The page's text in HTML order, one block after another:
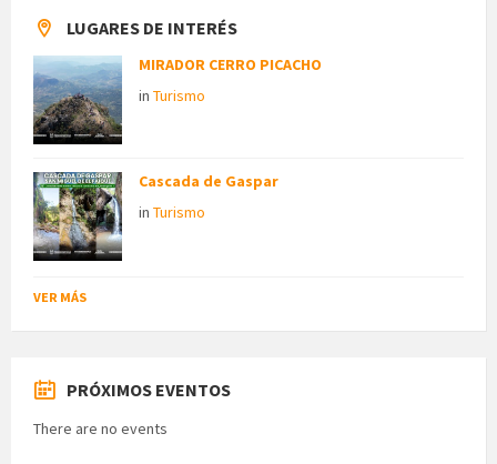
LUGARES DE INTERÉS
MIRADOR CERRO PICACHO
in Turismo
Cascada de Gaspar
in Turismo
VER MÁS
PRÓXIMOS EVENTOS
There are no events